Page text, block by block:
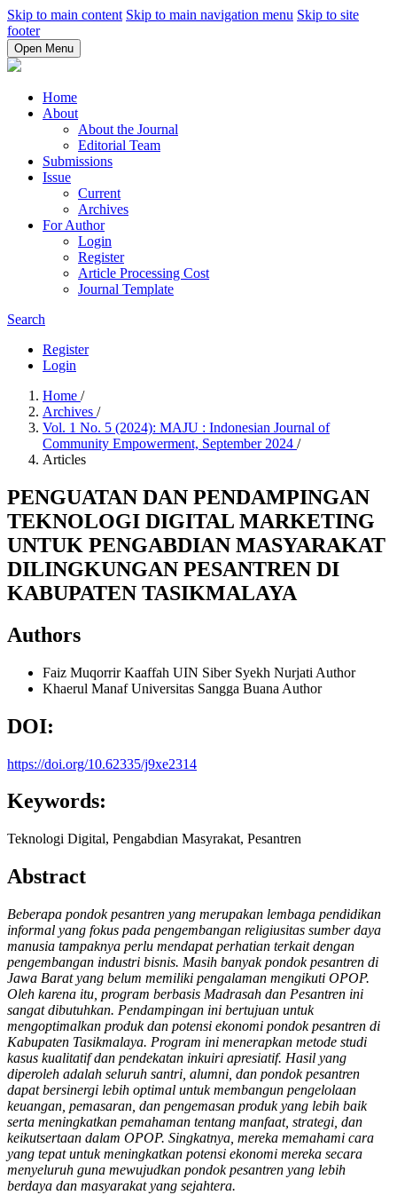
Skip to main content Skip to main navigation menu Skip to site
footer
Open Menu
Home
About
About the Journal
Editorial Team
Submissions
Issue
Current
Archives
For Author
Login
Register
Article Processing Cost
Journal Template
Search
Register
Login
Home /
Archives /
Vol. 1 No. 5 (2024): MAJU : Indonesian Journal of
Community Empowerment, September 2024 /
Articles
PENGUATAN DAN PENDAMPINGAN
TEKNOLOGI DIGITAL MARKETING
UNTUK PENGABDIAN MASYARAKAT
DILINGKUNGAN PESANTREN DI
KABUPATEN TASIKMALAYA
Authors
Faiz Muqorrir Kaaffah UIN Siber Syekh Nurjati Author
Khaerul ManafUniversitas Sangga Buana Author
DOI:
https://doi.org/10.62335/j9xe2314
Keywords:
Teknologi Digital, Pengabdian Masyrakat, Pesantren
Abstract
Beberapa pondok pesantren yang merupakan lembaga pendidikan
informal yang fokus pada pengembangan religiusitas sumber daya
manusia tampaknya perlu mendapat perhatian terkait dengan
pengembangan industri bisnis. Masih banyak pondok pesantren di
Jawa Barat yang belum memiliki pengalaman mengikuti OPOP.
Oleh karena itu, program berbasis Madrasah dan Pesantren ini
sangat dibutuhkan. Pendampingan ini bertujuan untuk
mengoptimalkan produk dan potensi ekonomi pondok pesantren di
Kabupaten Tasikmalaya. Program ini menerapkan metode studi
kasus kualitatif dan pendekatan inkuiri apresiatif. Hasil yang
diperoleh adalah seluruh santri, alumni, dan pondok pesantren
dapat bersinergi lebih optimal untuk membangun pengelolaan
keuangan, pemasaran, dan pengemasan produk yang lebih baik
serta meningkatkan pemahaman tentang manfaat, strategi, dan
keikutsertaan dalam OPOP. Singkatnya, mereka memahami cara
yang tepat untuk meningkatkan potensi ekonomi mereka secara
menyeluruh guna mewujudkan pondok pesantren yang lebih
berdaya dan masyarakat yang sejahtera.